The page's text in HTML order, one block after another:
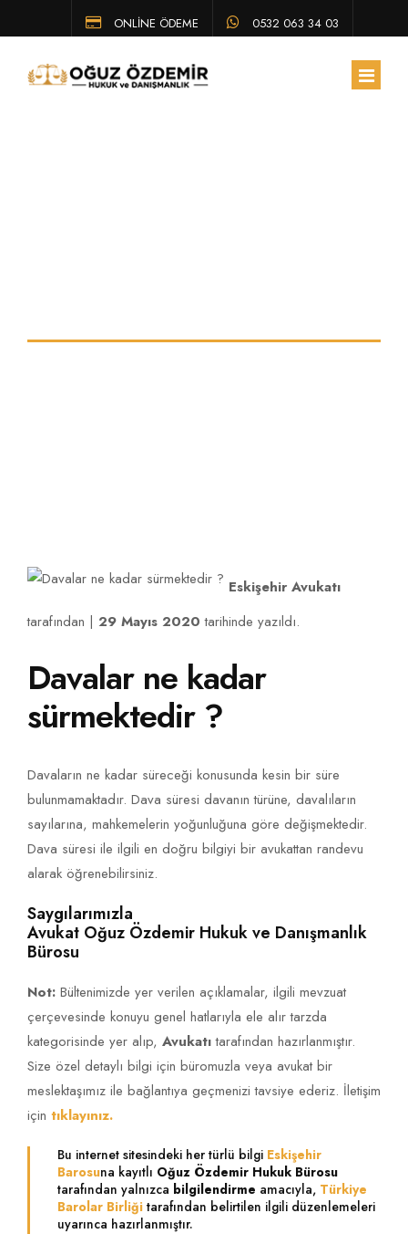
ONLİNE ÖDEME 0532 063 34 03
Eskişehir Avukatı
tarafından | 29 Mayıs 2020 tarihinde yazıldı.
Davalar ne kadar
sürmektedir ?
Davaların ne kadar süreceği konusunda kesin bir süre
bulunmamaktadır. Dava süresi davanın türüne, davalıların
sayılarına, mahkemelerin yoğunluğuna göre değişmektedir.
Dava süresi ile ilgili en doğru bilgiyi bir avukattan randevu
alarak öğrenebilirsiniz.
Saygılarımızla
Avukat Oğuz Özdemir Hukuk ve Danışmanlık
Bürosu
Not: Bültenimizde yer verilen açıklamalar, ilgili mevzuat
çerçevesinde konuyu genel hatlarıyla ele alır tarzda
kategorisinde yer alıp, Avukatıtarafından hazırlanmıştır.
Size özel detaylı bilgi için büromuzla veya avukat bir
meslektaşımız ile bağlantıya geçmenizi tavsiye ederiz. İletişim
için tıklayınız.
Bu internet sitesindeki her türlü bilgi Eskişehir
Barosuna kayıtlı Oğuz Özdemir Hukuk Bürosu
tarafından yalnızca bilgilendirme amacıyla, Türkiye
Barolar Birliği tarafından belirtilen ilgili düzenlemeleri
uyarınca hazırlanmıştır.